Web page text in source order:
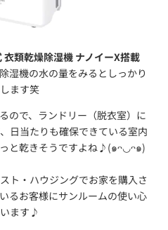
類乾燥除湿機 ナノイーX搭載
湿機の水の量をみるとしっかり
ます笑
ので、ランドリー（脱衣室）に
日当たりも確保できている室内
と乾きそうですよね♪(๑ᴖ◡ᴖ๑)
ト・ハウジングでお家を購入さ
るお客様にサンルームの使い心
ます♪